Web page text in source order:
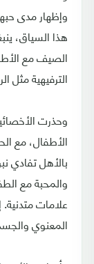
وإظهار مدى
هذا السياق،
الصيف مع
الترفيهية مثل
وحذرت
الأطفال، مع
بالأهل تفادي
والمحبة مع
علامات
المعنوي